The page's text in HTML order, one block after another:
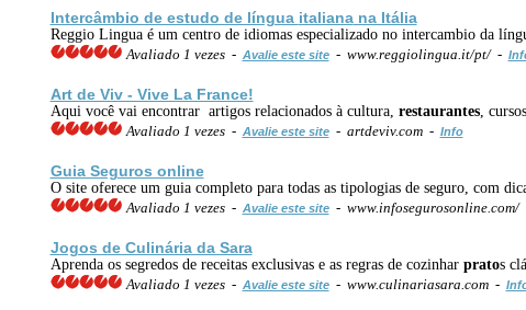
Intercâmbio de estudo de língua italianana Itália
Reggio Lingua é um centro de idiomas especializado no intercambio da
Avaliado 1 vezes - Avalie este site- www.reggiolingua.it/pt/ -
Art de Viv - Vive La France!
Aqui você vai encontrar artigos relacionados à cultura, restaurantes,
Avaliado 1 vezes - Avalie este site- artdeviv.com - Info
Guia Seguros online
O site oferece um guia completo para todas as tipologias de seguro, com
Avaliado 1 vezes - Avalie este site- www.infosegurosonline.com/
Jogos de Culinária da Sara
Aprenda os segredos de receitas exclusivas e as regras de cozinhar pratos
Avaliado 1 vezes - Avalie este site- www.culinariasara.com -